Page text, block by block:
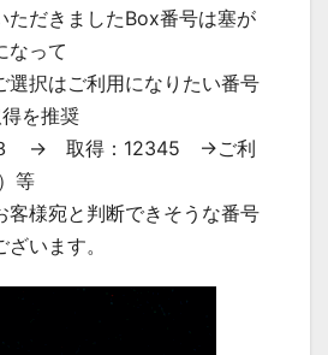
ただきましたBox番号は塞が
なって
選択はご利用になりたい番号
を推奨
３ → 取得：12345 →ご利
等
客様宛と判断できそうな番号
います。